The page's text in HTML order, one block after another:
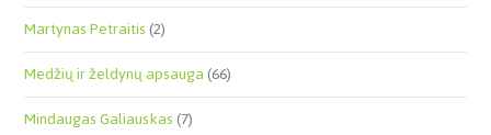
Martynas Petraitis(2)
Medžių ir želdynų apsauga(66)
Mindaugas Galiauskas(7)